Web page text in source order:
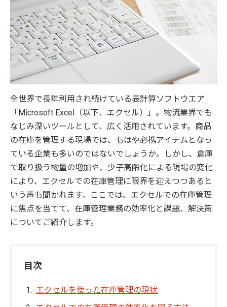
全世界で長年利用され続けている表計算ソフトウエア
「Microsoft Excel（以下、エクセル）」。物流業界でも
なじみ深いツールとして、広く活用されています。商品
の在庫を管理する現場では、もはや必携アイテムとなっ
ている企業も多いのではないでしょうか。しかし、倉庫
で取り扱う物量の増加や、少子高齢化による現場の変化
により、エクセルでの在庫管理に限界を迎えつつあると
いう声も聞かれます。ここでは、エクセルでの在庫管理
に焦点を当てて、在庫管理業務の効率化と課題、解決策
についてご紹介します。
目次
エクセルを使った在庫管理の現状